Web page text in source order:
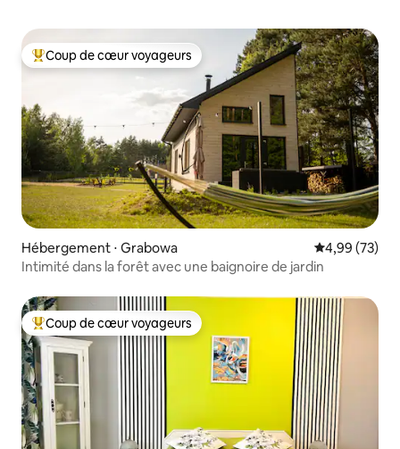
Coups de cœur voyageurs les plus appréciés
Coup de cœur voyageurs
Hébergement ⋅ Grabowa Évaluation
4,99 (73)
Intimité dans la forêt avec une baignoire de jardin
Coups de cœur voyageurs les plus appréciés
Coup de cœur voyageurs